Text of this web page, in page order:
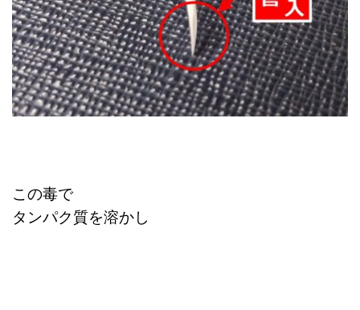
この毒で
タンパク質を溶かし